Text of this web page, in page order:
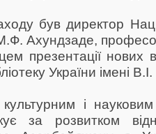
був директор
Ахундзаде,
презентації
України імені
культурним і
за розвитком